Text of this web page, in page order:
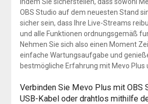
OBS Studio auf dem neuesten Stand
sicher sein, dass Ihre Live-Streams
und alle Funktionen ordnungsgemäß
Nehmen Sie sich also einen Moment
einfache Wartungsaufgabe und
bestmögliche Erfahrung mit Mevo Plus
Verbinden Sie Mevo Plus mit OBS
USB-Kabel oder drahtlos mithilfe